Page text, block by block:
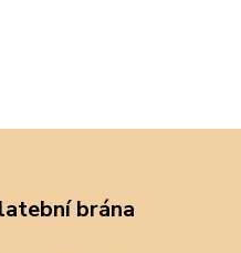
brána